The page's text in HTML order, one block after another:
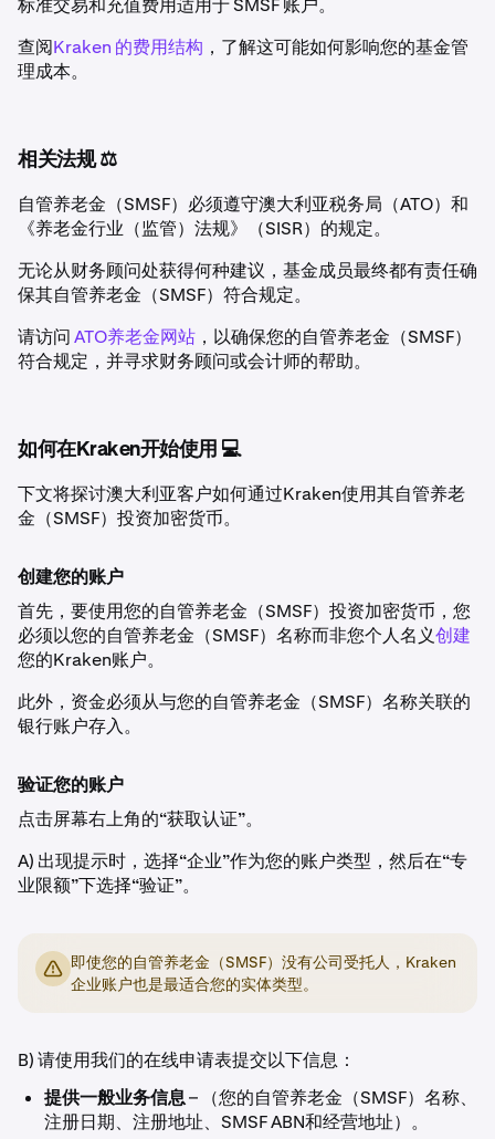
标准交易和充值费用适用于 SMSF 账户。
查阅Kraken 的费用结构 ，了解这可能如何影响您的基金管
理成本。
相关法规 ⚖️
自管养老金（SMSF）必须遵守澳大利亚税务局（ATO）和
《养老金行业（监管）法规》（SISR）的规定。
无论从财务顾问处获得何种建议，基金成员最终都有责任确
保其自管养老金（SMSF）符合规定。
请访问ATO养老金网站 ，以确保您的自管养老金（SMSF）
符合规定，并寻求财务顾问或会计师的帮助。
如何在Kraken开始使用 💻
下文将探讨澳大利亚客户如何通过Kraken使用其自管养老
金（SMSF）投资加密货币。
创建您的账户
首先，要使用您的自管养老金（SMSF）投资加密货币，您
必须以您的自管养老金（SMSF）名称而非您个人名义创建
您的Kraken账户。
此外，资金必须从与您的自管养老金（SMSF）名称关联的
银行账户存入。
验证您的账户
点击屏幕右上角的“获取认证”。
A) 出现提示时，选择“企业”作为您的账户类型，然后在“专
业限额”下选择“验证”。
即使您的自管养老金（SMSF）没有公司受托人，Kraken
企业账户也是最适合您的实体类型。
B) 请使用我们的在线申请表提交以下信息：
提供一般业务信息– （您的自管养老金（SMSF）名称、
注册日期、注册地址、SMSF ABN和经营地址）。